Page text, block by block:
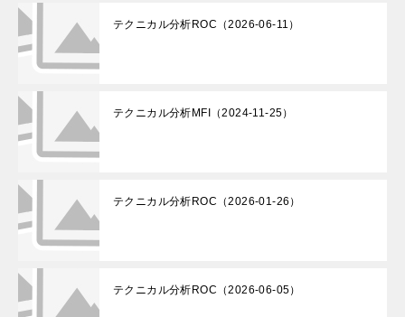
テクニカル分析ROC（2026-06-11）
テクニカル分析MFI（2024-11-25）
テクニカル分析ROC（2026-01-26）
テクニカル分析ROC（2026-06-05）